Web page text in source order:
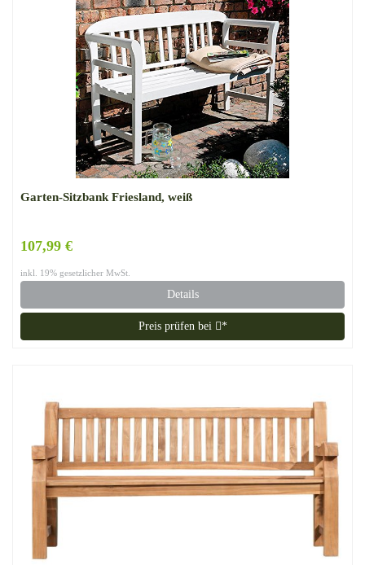
Garten-Sitzbank Friesland, weiß
107,99 €
inkl. 19% gesetzlicher MwSt.
Details
Preis prüfen bei *